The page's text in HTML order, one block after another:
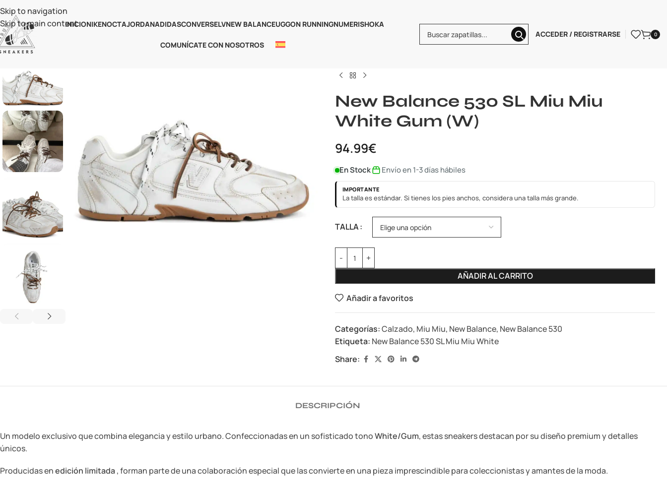
Skip to navigation
Skip to main content
INICIONIKENOCTAJORDANADIDASCONVERSELVNEW BALANCEUGGON RUNNINGNUMERISHOKA
COMUNÍCATE CON NOSOTROS
ACCEDER / REGISTRARSE 0
New Balance 530 SL Miu Miu
White Gum (W)
94.99€
En Stock Envío en 1-3 días hábiles
IMPORTANTE
La talla es estándar. Si tienes los pies anchos, considera una talla más grande.
TALLA
AÑADIR AL CARRITO
Añadir a favoritos
Categorías:Calzado, Miu Miu, New Balance, New Balance 530
Etiqueta: New Balance 530 SL Miu Miu White
Share:
DESCRIPCIÓN
Un modelo exclusivo que combina elegancia y estilo urbano. Confeccionadas en un sofisticado tonoWhite/Gum, estas sneakers destacan por su diseño premium y detalles
únicos.
Producidas enedición limitada, forman parte de una colaboración especial que las convierte en una pieza imprescindible para coleccionistas y amantes de la moda.